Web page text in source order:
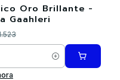
Oro Brillante -
GaahIeri